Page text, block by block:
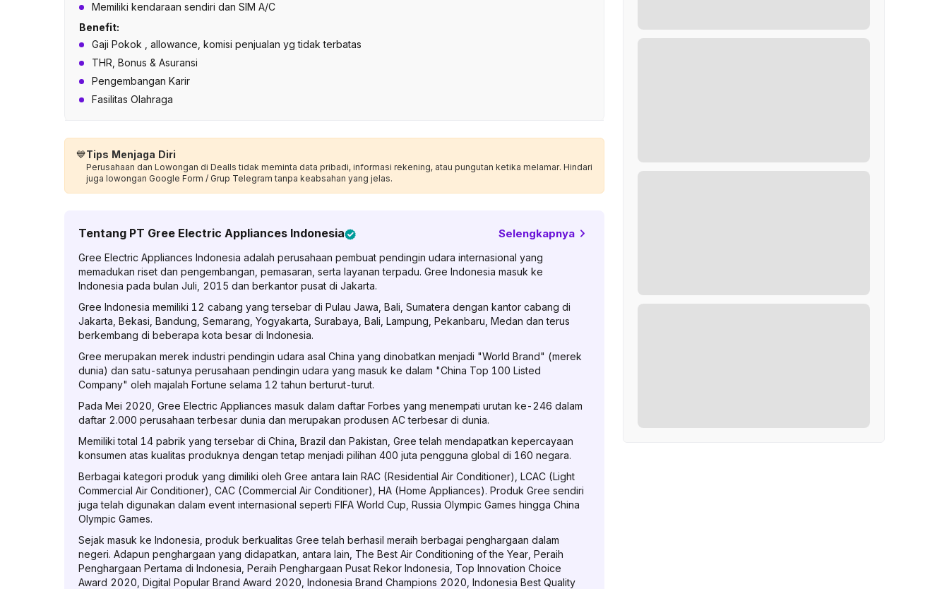
Memiliki kendaraan sendiri dan SIM A/C
Benefit:
Gaji Pokok , allowance, komisi penjualan yg tidak terbatas
THR, Bonus & Asuransi
Pengembangan Karir
Fasilitas Olahraga
💙Tips Menjaga Diri
Perusahaan dan Lowongan di Dealls tidak meminta data pribadi, informasi rekening, atau pungutan ketika melamar. Hindari
juga lowongan Google Form / Grup Telegram tanpa keabsahan yang jelas.
Tentang PT Gree Electric Appliances Indonesia Selengkapnya
Gree Electric Appliances Indonesia adalah perusahaan pembuat pendingin udara internasional yang
memadukan riset dan pengembangan, pemasaran, serta layanan terpadu. Gree Indonesia masuk ke
Indonesia pada bulan Juli, 2015 dan berkantor pusat di Jakarta.
Gree Indonesia memiliki 12 cabang yang tersebar di Pulau Jawa, Bali, Sumatera dengan kantor cabang di
Jakarta, Bekasi, Bandung, Semarang, Yogyakarta, Surabaya, Bali, Lampung, Pekanbaru, Medan dan terus
berkembang di beberapa kota besar di Indonesia.
Gree merupakan merek industri pendingin udara asal China yang dinobatkan menjadi "World Brand" (merek
dunia) dan satu-satunya perusahaan pendingin udara yang masuk ke dalam "China Top 100 Listed
Company" oleh majalah Fortune selama 12 tahun berturut-turut.
Pada Mei 2020, Gree Electric Appliances masuk dalam daftar Forbes yang menempati urutan ke-246 dalam
daftar 2.000 perusahaan terbesar dunia dan merupakan produsen AC terbesar di dunia.
Memiliki total 14 pabrik yang tersebar di China, Brazil dan Pakistan, Gree telah mendapatkan kepercayaan
konsumen atas kualitas produknya dengan tetap menjadi pilihan 400 juta pengguna global di 160 negara.
Berbagai kategori produk yang dimiliki oleh Gree antara lain RAC (Residential Air Conditioner), LCAC (Light
Commercial Air Conditioner), CAC (Commercial Air Conditioner), HA (Home Appliances). Produk Gree sendiri
juga telah digunakan dalam event internasional seperti FIFA World Cup, Russia Olympic Games hingga China
Olympic Games.
Sejak masuk ke Indonesia, produk berkualitas Gree telah berhasil meraih berbagai penghargaan dalam
negeri. Adapun penghargaan yang didapatkan, antara lain, The Best Air Conditioning of the Year, Peraih
Penghargaan Pertama di Indonesia, Peraih Penghargaan Pusat Rekor Indonesia, Top Innovation Choice
Award 2020, Digital Popular Brand Award 2020, Indonesia Brand Champions 2020, Indonesia Best Quality